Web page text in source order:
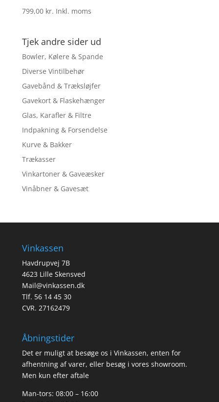
799,00 kr. Inkl. moms
Tjek andre sider ud
Bowler, Kølere & Spande
Diverse Vintilbehør
Gavebånd & Træksløjfer
Gavekort & Flaskehænger
Glas, Karafler & Filtre
Indpakning & Forsendelse
Kurve & Bakker
Trækasser
Vinkartoner & Gaveæsker
Vinåbner & Gavesæt
Vinkassen
Havdrupvej 7B
4623 Lille Skensved
Mail@vinkassen.dk
Tlf. 56 14 45 30
CVR. 27162479
Åbningstider
Det er muligt at besøge os i Vinkassen, enten for
afhentning af varer, eller besøg i vores showroom.
Men kun efter aftale
Man-tors: 08:00 – 16:00